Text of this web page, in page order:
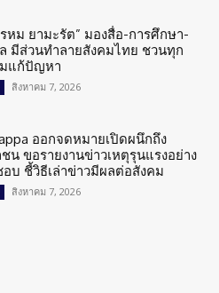
หม ยามะรัต” มองสื่อ-การศึกษา-
มีส่วนทำลายสังคมไทย ชวนทุก
แก้ปัญหา
สิงหาคม 7, 2026
ออกจดหมายเปิดผนึกถึง
น ขอรายงานข่าวเหตุรุนแรงอย่าง
บ ชี้วิธีเล่าข่าวมีผลต่อสังคม
สิงหาคม 7, 2026